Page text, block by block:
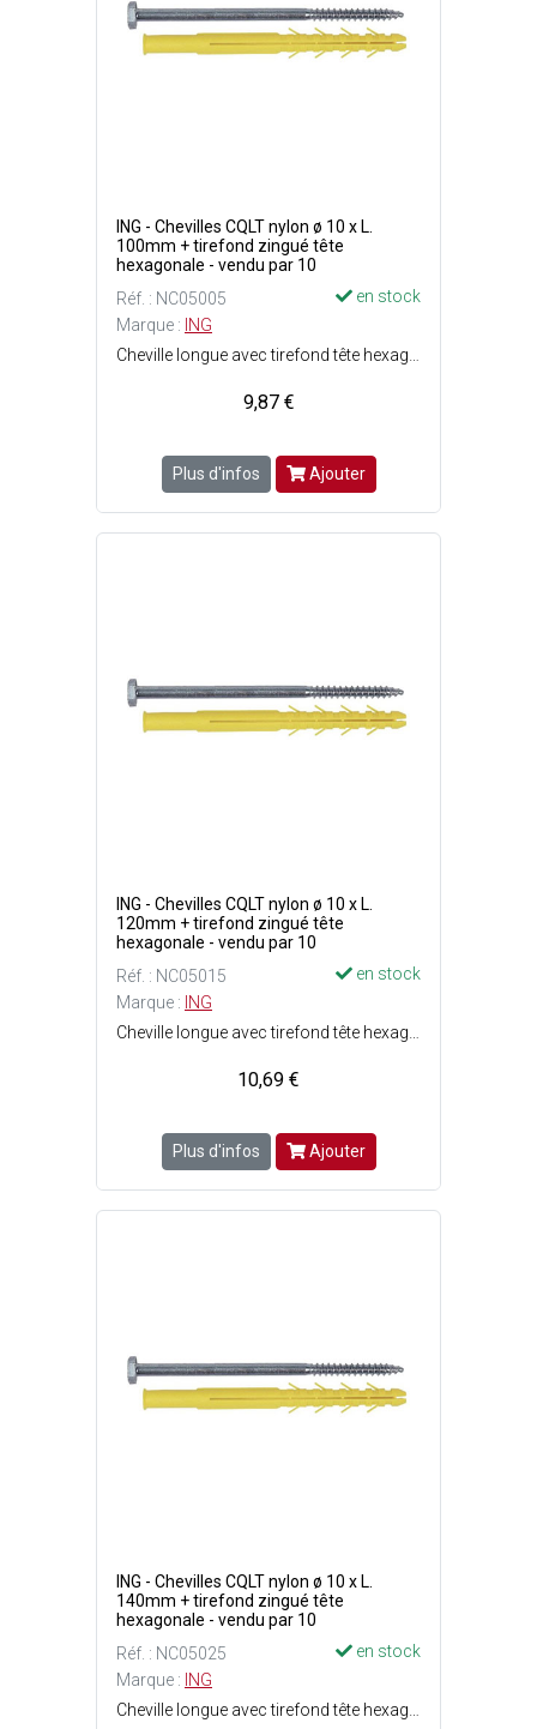
ING - Chevilles CQLT nylon ø 10 x L.
100mm + tirefond zingué tête
hexagonale - vendu par 10
Réf. : NC05005
en stock
Marque : ING
9,87 €
Plus d'infos Ajouter
ING - Chevilles CQLT nylon ø 10 x L.
120mm + tirefond zingué tête
hexagonale - vendu par 10
Réf. : NC05015
en stock
Marque : ING
10,69 €
Plus d'infos Ajouter
ING - Chevilles CQLT nylon ø 10 x L.
140mm + tirefond zingué tête
hexagonale - vendu par 10
Réf. : NC05025
en stock
Marque : ING